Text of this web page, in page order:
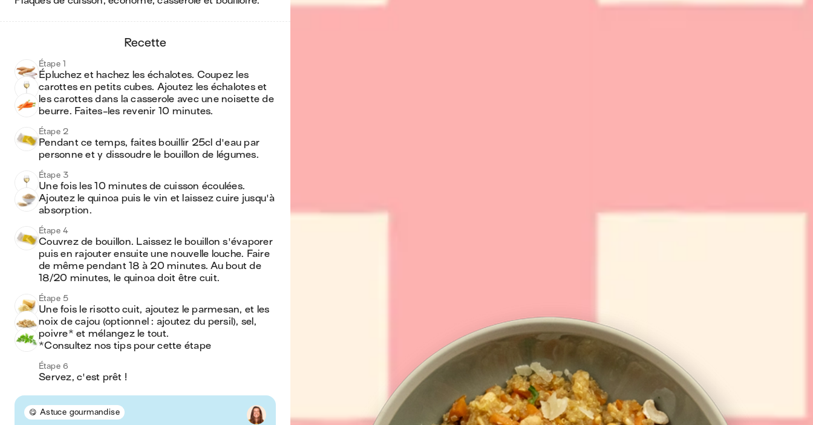
recette
Étape 1
Épluchez et hachez les échalotes. Coupez les
carottes en petits cubes. Ajoutez les échalotes et
les carottes dans la casserole avec une noisette de
beurre. Faites-les revenir 10 minutes.
Étape 2
Pendant ce temps, faites bouillir 25cl d'eau par
personne et y dissoudre le bouillon de légumes.
Étape 3
Une fois les 10 minutes de cuisson écoulées.
Ajoutez le quinoa puis le vin et laissez cuire jusqu'à
absorption.
Étape 4
Couvrez de bouillon. Laissez le bouillon s'évaporer
puis en rajouter ensuite une nouvelle louche. Faire
de même pendant 18 à 20 minutes. Au bout de
18/20 minutes, le quinoa doit être cuit.
Étape 5
Une fois le risotto cuit, ajoutez le parmesan, et les
noix de cajou (optionnel : ajoutez du persil), sel,
poivre* et mélangez le tout.
*Consultez nos tips pour cette étape
Étape 6
Servez, c'est prêt !
😋 Astuce gourmandise